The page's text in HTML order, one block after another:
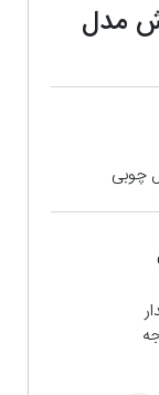
مدل
چوبی